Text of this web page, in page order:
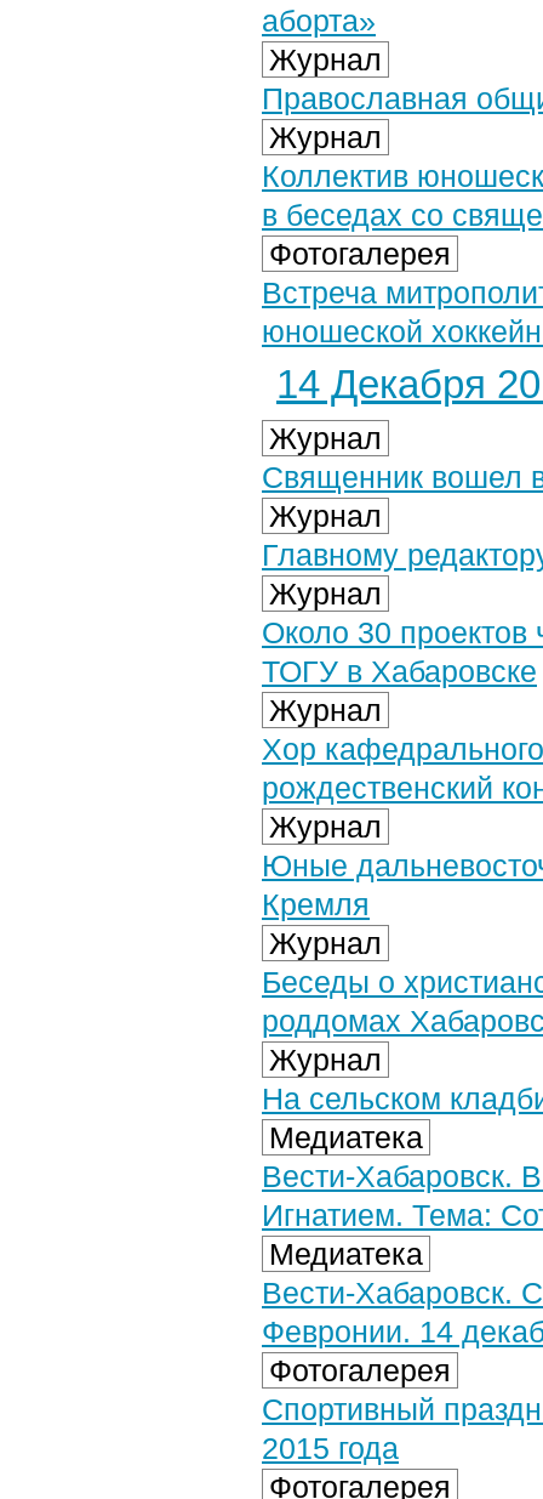
аборта»
Журнал
Православная
Журнал
Коллектив
в беседах со
Фотогалерея
Встреча
юношеской
14 Декабря
Журнал
Священник вошел в
Журнал
Главному
Журнал
Около 30 проектов
ТОГУ в Хабаровске
Журнал
Хор
рождественский
Журнал
Юные
Кремля
Журнал
Беседы о
роддомах
Журнал
На сельском
Медиатека
Вести-Хабаровск.
Игнатием. Тема:
Медиатека
Вести-Хабаровск.
Февронии. 14
Фотогалерея
Спортивный
2015 года
Фотогалерея